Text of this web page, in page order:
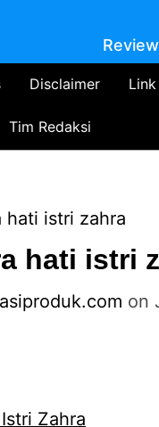
Disclaimer
Tim Redaksi
hati istri zahra
hati istri
on